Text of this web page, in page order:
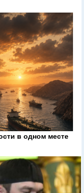
в одном месте